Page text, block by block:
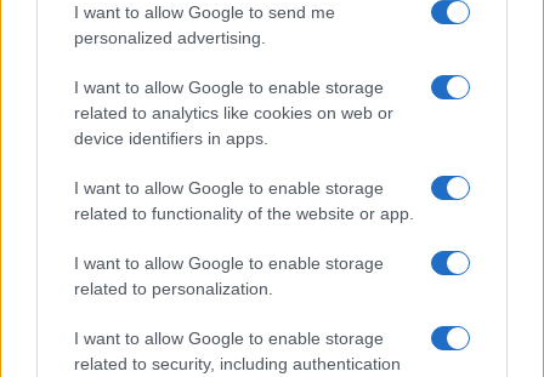
I want to allow Google to send me
personalized advertising.
I want to allow Google to enable storage
related to analytics like cookies on web or
device identifiers in apps.
I want to allow Google to enable storage
related to functionality of the website or app.
I want to allow Google to enable storage
related to personalization.
I want to allow Google to enable storage
related to security, including authentication
Sigue leyendo